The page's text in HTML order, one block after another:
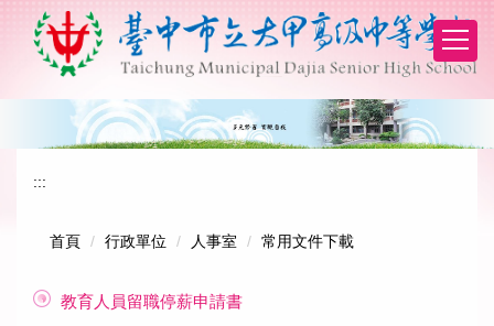
:::
首頁 行政單位 人事室 常用文件下載
教育人員留職停薪申請書